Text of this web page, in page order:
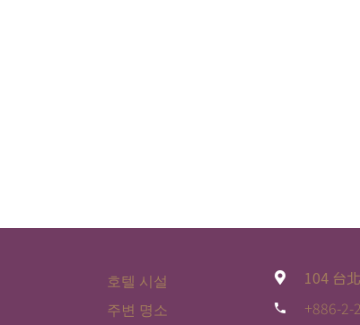
호텔 시설
주변 명소
104 台
phone +886-2-